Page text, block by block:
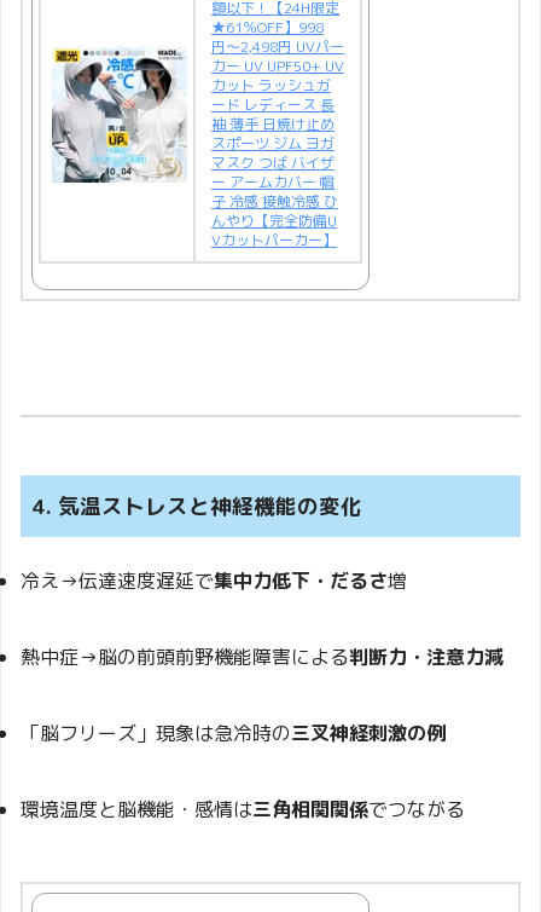
額以下！【24H限定
★61％OFF】998
円〜2,498円 UVパー
カー UV UPF50+ UV
カット ラッシュガ
ード レディース 長
袖 薄手 日焼け止め
スポーツ ジム ヨガ
マスク つば バイザ
ー アームカバー 帽
子 冷感 接触冷感 ひ
んやり【完全防備U
Vカットパーカー】
4. 気温ストレスと神経機能の変化
冷え→伝達速度遅延で集中力低下・だるさ増
熱中症→脳の前頭前野機能障害による判断力・注意力減
「脳フリーズ」現象は急冷時の三叉神経刺激の例
環境温度と脳機能・感情は三角相関関係でつながる